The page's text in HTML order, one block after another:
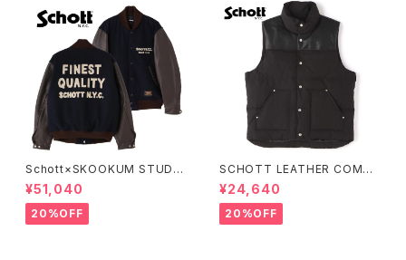
Schott×SKOOKUM STUDIU
M JACKET FINEST QUALIT
Y
¥51,040
20%OFF
SCHOTT LEATHER COMBI
DOWN VEST
¥24,640
20%OFF